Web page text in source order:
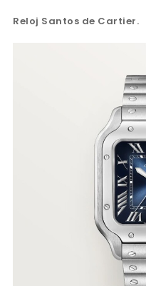
Reloj Santos de Cartier.